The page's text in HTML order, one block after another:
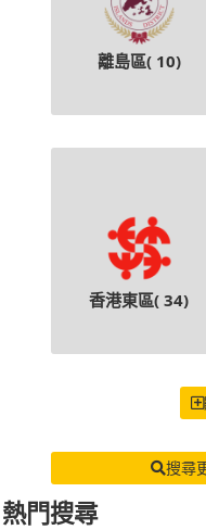
離島區( 10)
香港東區( 34)
搜尋
熱門搜尋